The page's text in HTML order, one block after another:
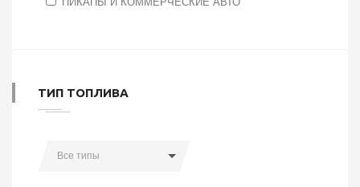
ТИП ТОПЛИВА
Все типы